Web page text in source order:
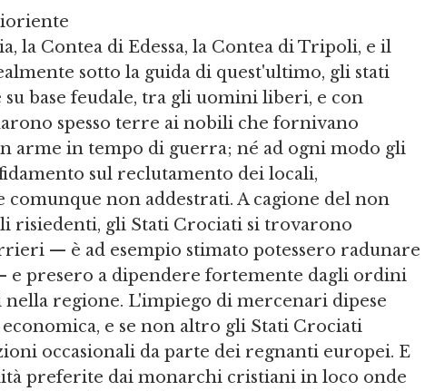
la Contea di Edessa, la Contea di Tripoli, e il
sotto la guida di quest'ultimo, gli stati
base feudale, tra gli uomini liberi, e con
spesso terre ai nobili che fornivano
arme in tempo di guerra; né ad ogni modo gli
sul reclutamento dei locali,
non addestrati. A cagione del non
risiedenti, gli Stati Crociati si trovarono
— è ad esempio stimato potessero radunare
e presero a dipendere fortemente dagli ordini
regione. L'impiego di mercenari dipese
e se non altro gli Stati Crociati
occasionali da parte dei regnanti europei. E
preferite dai monarchi cristiani in loco onde